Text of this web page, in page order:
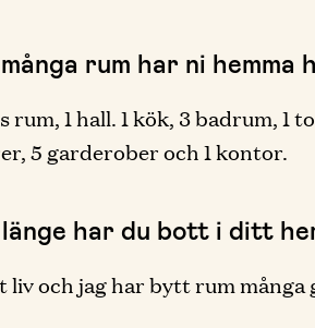
rum har ni hemma
rum, 1 hall. 1 kök, 3 badrum, 1
5 garderober och 1 kontor.
har du bott i ditt
liv och jag har bytt rum många